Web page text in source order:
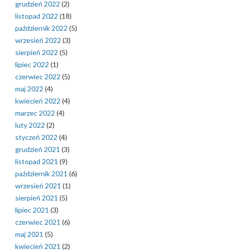
grudzień 2022 (2)
listopad 2022 (18)
październik 2022 (5)
wrzesień 2022 (3)
sierpień 2022 (5)
lipiec 2022 (1)
czerwiec 2022 (5)
maj 2022 (4)
kwiecień 2022 (4)
marzec 2022 (4)
luty 2022 (2)
styczeń 2022 (4)
grudzień 2021 (3)
listopad 2021 (9)
październik 2021 (6)
wrzesień 2021 (1)
sierpień 2021 (5)
lipiec 2021 (3)
czerwiec 2021 (6)
maj 2021 (5)
kwiecień 2021 (2)